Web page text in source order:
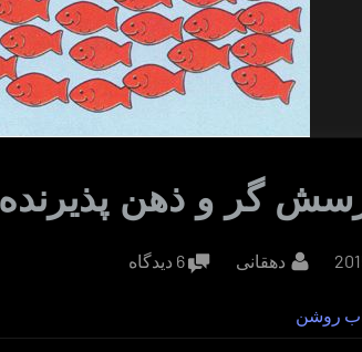
گر و ذهن پذیرنده
By
دهقانی 6 دیدگاه
روشن